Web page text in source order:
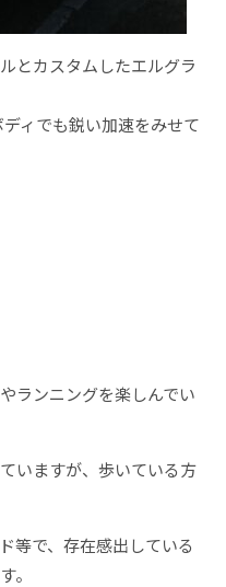
とカスタムしたエルグラ
ィでも鋭い加速をみせて
ランニングを楽しんでい
いますが、歩いている方
等で、存在感出している
。